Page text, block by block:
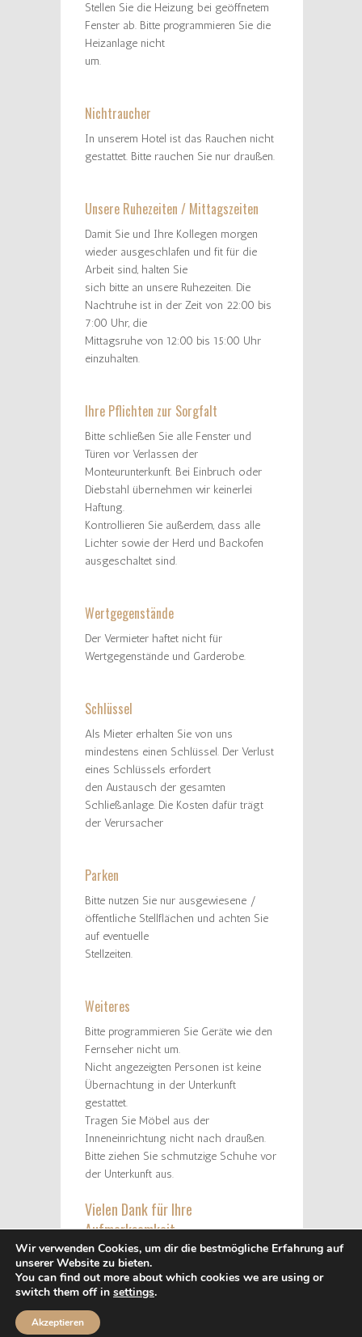
Stellen Sie die Heizung bei geöffnetem
Fenster ab. Bitte programmieren Sie die
Heizanlage nicht
um.
Nichtraucher
In unserem Hotel ist das Rauchen nicht
gestattet. Bitte rauchen Sie nur draußen.
Unsere Ruhezeiten / Mittagszeiten
Damit Sie und Ihre Kollegen morgen
wieder ausgeschlafen und fit für die
Arbeit sind, halten Sie
sich bitte an unsere Ruhezeiten. Die
Nachtruhe ist in der Zeit von 22:00 bis
7:00 Uhr, die
Mittagsruhe von 12:00 bis 15:00 Uhr
einzuhalten.
Ihre Pflichten zur Sorgfalt
Bitte schließen Sie alle Fenster und
Türen vor Verlassen der
Monteurunterkunft. Bei Einbruch oder
Diebstahl übernehmen wir keinerlei
Haftung.
Kontrollieren Sie außerdem, dass alle
Lichter sowie der Herd und Backofen
ausgeschaltet sind.
Wertgegenstände
Der Vermieter haftet nicht für
Wertgegenstände und Garderobe.
Schlüssel
Als Mieter erhalten Sie von uns
mindestens einen Schlüssel. Der Verlust
eines Schlüssels erfordert
den Austausch der gesamten
Schließanlage. Die Kosten dafür trägt
der Verursacher
Parken
Bitte nutzen Sie nur ausgewiesene /
öffentliche Stellflächen und achten Sie
auf eventuelle
Stellzeiten.
Weiteres
Bitte programmieren Sie Geräte wie den
Fernseher nicht um.
Nicht angezeigten Personen ist keine
Übernachtung in der Unterkunft
gestattet.
Tragen Sie Möbel aus der
Inneneinrichtung nicht nach draußen.
Bitte ziehen Sie schmutzige Schuhe vor
der Unterkunft aus.
Vielen Dank für Ihre
Aufmerksamkeit
Ihr CHD Team
AGB Datenschutz
Copyright © 2019 Central Hotel Duisburg
Wir verwenden Cookies, um dir die bestmögliche Erfahrung auf
unserer Website zu bieten.
You can find out more about which cookies we are using or
switch them off in settings.
Akzeptieren